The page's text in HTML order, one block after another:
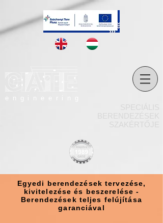
engineering
Egyedi berendezések tervezése,
kivitelezése és beszerelése -
Berendezések teljes felújítása
garanciával